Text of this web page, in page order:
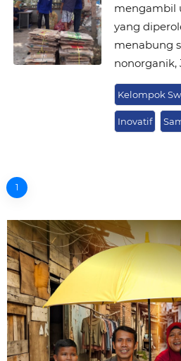
mengambil
yang
menabung
nonorganik,
Kelompok
Inovatif
1